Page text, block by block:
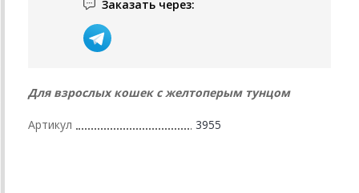
Заказать через:
Для взрослых кошек с желтоперым тунцом
Артикул 3955